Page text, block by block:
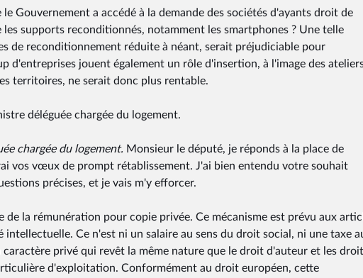
Gouvernement a accédé à la demande des sociétés d'ayants droit de
supports reconditionnés, notamment les smartphones ? Une telle
de reconditionnement réduite à néant, serait préjudiciable pour
d'entreprises jouent également un rôle d'insertion, à l'image des
territoires, ne serait donc plus rentable.
déléguée chargée du logement.
chargée du logement. Monsieur le député, je réponds à la place de
vos vœux de prompt rétablissement. J'ai bien entendu votre souhait
précises, et je vais m'y efforcer.
la rémunération pour copie privée. Ce mécanisme est prévu aux
Ce n'est ni un salaire au sens du droit social, ni une taxe
privé qui revêt la même nature que le droit d'auteur et les
d'exploitation. Conformément au droit européen, cette